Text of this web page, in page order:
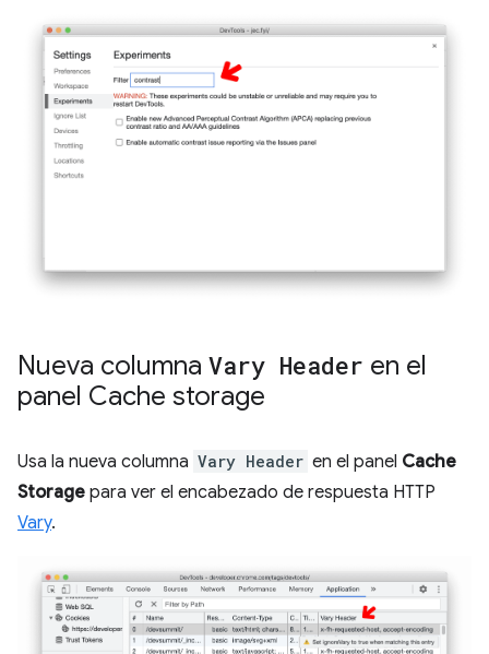
Nueva columna Vary Header en el
panel Cache storage
Usa la nueva columna Vary Header en el panel Cache
Storage para ver el encabezado de respuesta HTTP
Vary.